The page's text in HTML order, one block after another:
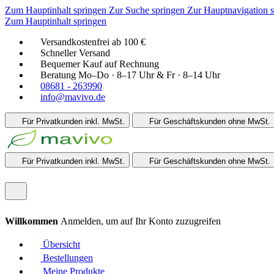
Zum Hauptinhalt springen Zur Suche springen Zur Hauptnavigation
Zum Hauptinhalt springen
Versandkostenfrei ab 100 €
Schneller Versand
Bequemer Kauf auf Rechnung
Beratung Mo–Do · 8–17 Uhr & Fr · 8–14 Uhr
08681 - 263990
info@mavivo.de
Für Privatkunden inkl. MwSt. Für Geschäftskunden ohne MwSt.
Für Privatkunden inkl. MwSt. Für Geschäftskunden ohne MwSt.
Willkommen Anmelden, um auf Ihr Konto zuzugreifen
Übersicht
Bestellungen
Meine Produkte